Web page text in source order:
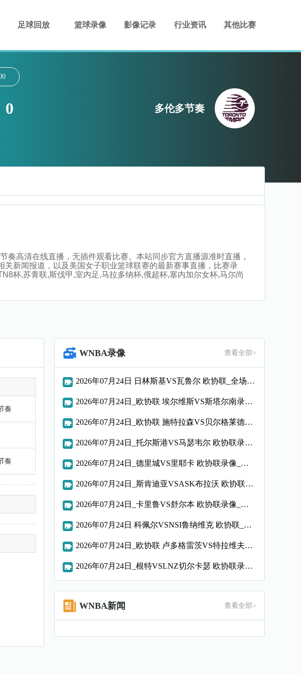
足球回放 篮球录像 影像记录 行业资讯 其他比赛
0 多伦多节奏
高清在线直播，无插件观看比赛。本站同步官方直播源准时直播，
新闻报道，以及美国女子职业篮球联赛的最新赛事直播，比赛录
杯,苏青联,斯伐甲,室内足,马拉多纳杯,俄超杯,塞内加尔女杯,马尔尚
奏
奏
WNBA录像 查看全部>
2026年07月24日 日林斯基VS瓦鲁尔 欧协联_全场录像【全场回放】
2026年07月24日_欧协联 埃尔维斯VS斯塔尔南录像_全场录像【全场回放】
2026年07月24日_欧协联 施特拉森VS贝尔格莱德游击录像_高清录像【全场回放】
2026年07月24日_托尔斯港VS马瑟韦尔 欧协联录像_高清录像【全场回放】
2026年07月24日_德里城VS里耶卡 欧协联录像_全场录像【全场回放】
2026年07月24日_斯肯迪亚VSASK布拉沃 欧协联录像_全场录像【全场回放】
2026年07月24日_卡里鲁VS舒尔本 欧协联录像_全场录像【高清回放】
2026年07月24日 科佩尔VSNSI鲁纳维克 欧协联_全场录像【全场回放】
2026年07月24日_欧协联 卢多格雷茨VS特拉维夫夏普尔录像_全场录像【全场回放】
2026年07月24日_根特VSLNZ切尔卡瑟 欧协联录像_全场录像【高清回放】
WNBA新闻 查看全部>